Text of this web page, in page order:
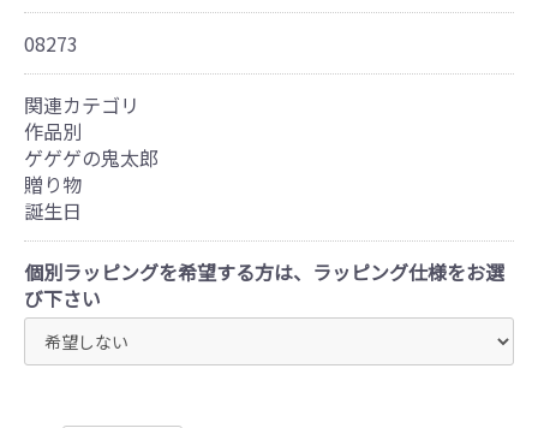
08273
関連カテゴリ
作品別
ゲゲゲの鬼太郎
贈り物
誕生日
個別ラッピングを希望する方は、ラッピング仕様をお選
び下さい